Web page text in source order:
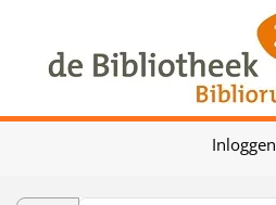
Skip to main content
Inloggen